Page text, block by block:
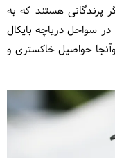
پرندگانی هستند که به
سواحل دریاچه بایکال
حواصیل خاکستری و